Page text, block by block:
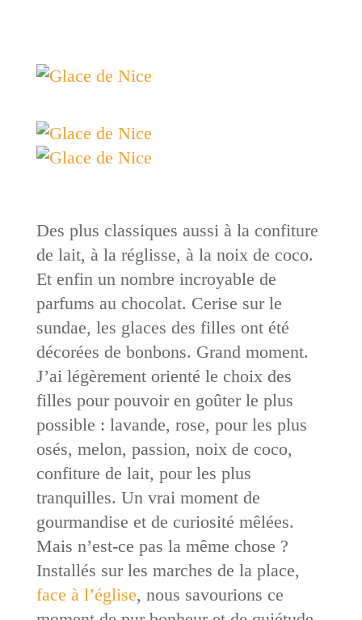
Des plus classiques aussi à la confiture
de lait, à la réglisse, à la noix de coco.
Et enfin un nombre incroyable de
parfums au chocolat. Cerise sur le
sundae, les glaces des filles ont été
décorées de bonbons. Grand moment.
J’ai légèrement orienté le choix des
filles pour pouvoir en goûter le plus
possible : lavande, rose, pour les plus
osés, melon, passion, noix de coco,
confiture de lait, pour les plus
tranquilles. Un vrai moment de
gourmandise et de curiosité mêlées.
Mais n’est-ce pas la même chose ?
Installés sur les marches de la place,
face à l’église, nous savourions ce